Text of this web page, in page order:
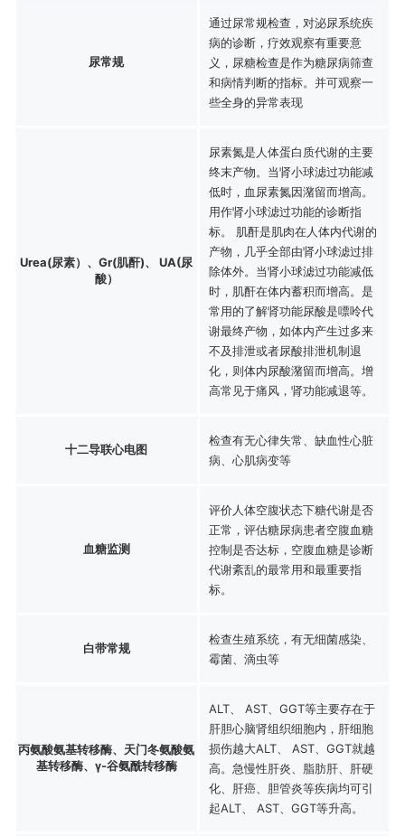
尿常规
通过尿常规检查，对泌尿系统疾
病的诊断，疗效观察有重要意
义，尿糖检查是作为糖尿病筛查
和病情判断的指标。并可观察一
些全身的异常表现
Urea(尿素）、Gr(肌酐)、 UA(尿
酸）
尿素氮是人体蛋白质代谢的主要
终末产物。当肾小球滤过功能减
低时，血尿素氮因潴留而增高。
用作肾小球滤过功能的诊断指
标。 肌酐是肌肉在人体内代谢的
产物，几乎全部由肾小球滤过排
除体外。当肾小球滤过功能减低
时，肌酐在体内蓄积而增高。是
常用的了解肾功能尿酸是嘌呤代
谢最终产物，如体内产生过多来
不及排泄或者尿酸排泄机制退
化，则体内尿酸潴留而增高。增
高常见于痛风，肾功能减退等。
十二导联心电图
检查有无心律失常、缺血性心脏
病、心肌病变等
血糖监测
评价人体空腹状态下糖代谢是否
正常，评估糖尿病患者空腹血糖
控制是否达标，空腹血糖是诊断
代谢紊乱的最常用和最重要指
标。
白带常规
检查生殖系统，有无细菌感染、
霉菌、滴虫等
丙氨酸氨基转移酶、天门冬氨酸氨
基转移酶、γ-谷氨酰转移酶
ALT、 AST、GGT等主要存在于
肝胆心脑肾组织细胞内，肝细胞
损伤越大ALT、 AST、GGT就越
高。急慢性肝炎、脂肪肝、肝硬
化、肝癌、胆管炎等疾病均可引
起ALT、 AST、GGT等升高。